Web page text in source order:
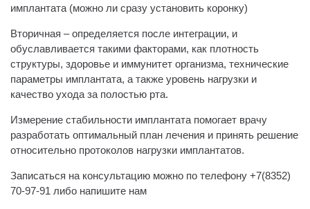
имплантата (можно ли сразу установить коронку)
Вторичная – определяется после интеграции, и
обуславливается такими факторами, как плотность
структуры, здоровье и иммунитет организма, технические
параметры имплантата, а также уровень нагрузки и
качество ухода за полостью рта.
Измерение стабильности имплантата помогает врачу
разработать оптимальный план лечения и принять решение
относительно протоколов нагрузки имплантатов.
Записаться на консультацию можно по телефону +7(8352)
70-97-91 либо напишите нам